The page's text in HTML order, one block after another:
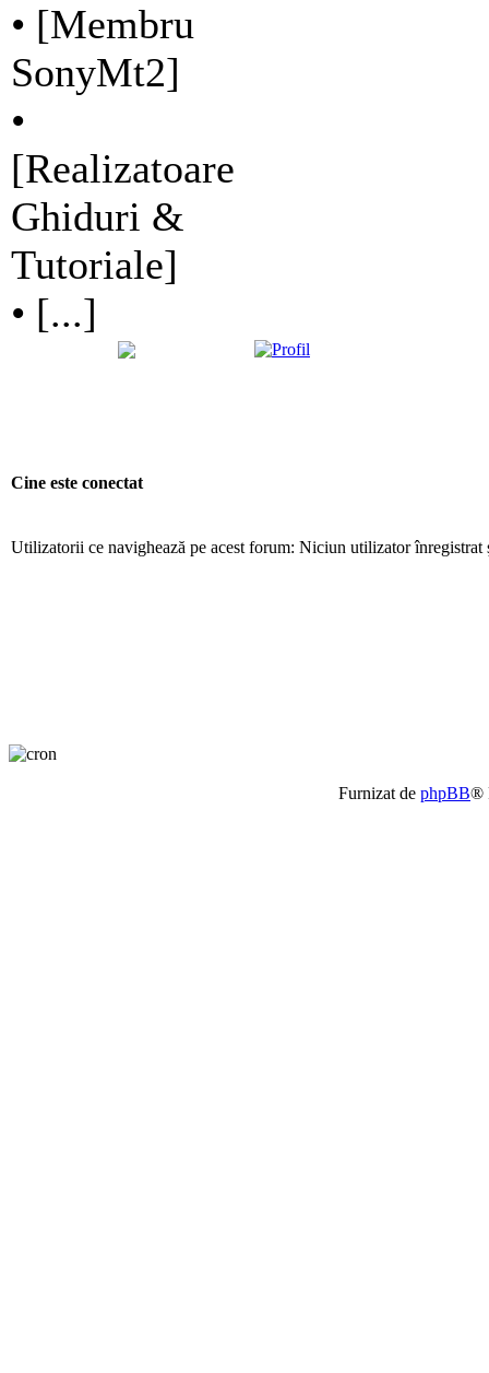
• [Membru
SonyMt2]
•
[Realizatoare
Ghiduri &
Tutoriale]
• [...]
Cine este conectat
Utilizatorii ce navighează pe acest forum: Niciun utilizator înregistrat
Furnizat de phpBB®